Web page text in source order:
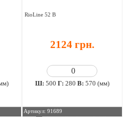
RioLine 52 В
2124 грн.
Ш: 500 Г: 280 В: 570 (мм)
Артикул: 91689